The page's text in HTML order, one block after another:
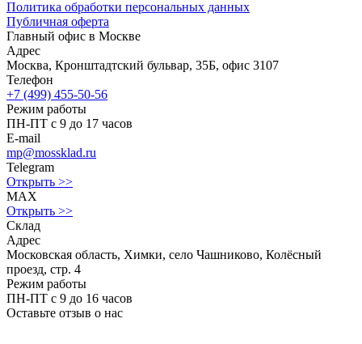
Политика обработки персональных данных
Публичная оферта
Главный офис в Москве
Адрес
Москва, Кронштадтский бульвар, 35Б, офис 3107
Телефон
+7 (499) 455-50-56
Режим работы
ПН-ПТ с 9 до 17 часов
E-mail
mp@mossklad.ru
Telegram
Открыть >>
MAX
Открыть >>
Склад
Адрес
Московская область, Химки, село Чашниково, Колёсный
проезд, стр. 4
Режим работы
ПН-ПТ с 9 до 16 часов
Оставьте отзыв о нас